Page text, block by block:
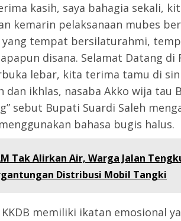
kasih, saya bahagia sekali,
kemarin pelaksanaan mubes
yang tempat bersilaturahmi,
disana. Selamat Datang di
lebar, kita terima tamu di
dan ikhlas, nasaba Akko wija tau
sebut Bupati Suardi Saleh
bahasa bugis halus.
Tak Alirkan Air, Warga Jalan
Distribusi Mobil Tangki
KKDB memiliki ikatan emosional